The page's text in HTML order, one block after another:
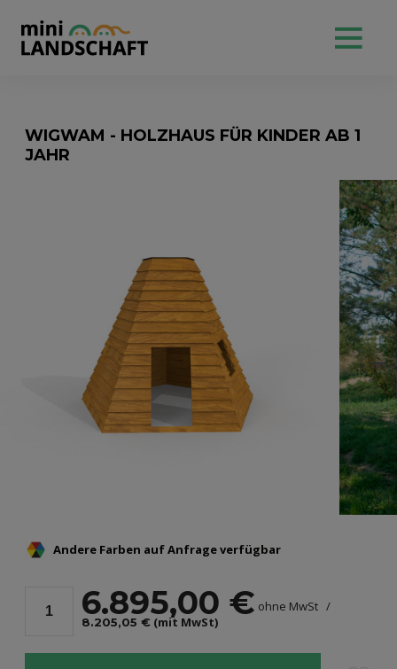
WIGWAM - HOLZHAUS FÜR KINDER AB 1
JAHR
Andere Farben auf Anfrage verfügbar
6.895,00 € ohne MwSt
8.205,05 € (mit MwSt)